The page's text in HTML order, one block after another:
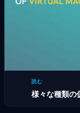
読む
様々な種類の